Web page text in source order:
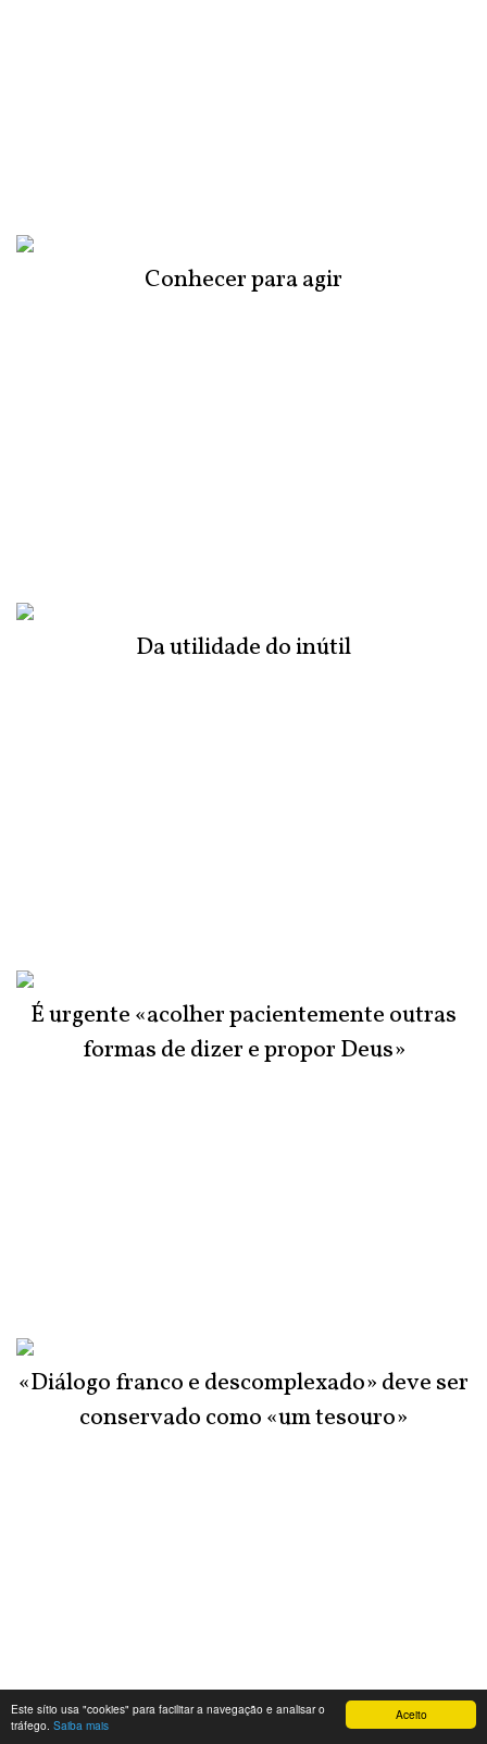
Aceito
Este sítio usa "cookies" para facilitar a navegação e analisar o
tráfego. Saiba mais
Conhecer para agir
Da utilidade do inútil
É urgente «acolher pacientemente outras
formas de dizer e propor Deus»
«Diálogo franco e descomplexado» deve ser
conservado como «um tesouro»
Powered by Feed Informer